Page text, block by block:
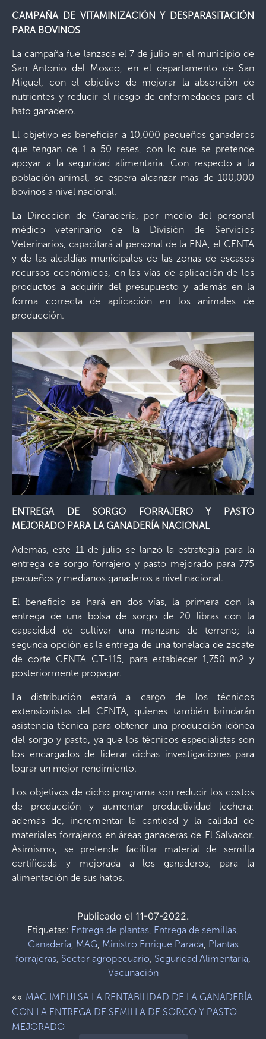
CAMPAÑA DE VITAMINIZACIÓN Y DESPARASITACIÓN
PARA BOVINOS
La campaña fue lanzada el 7 de julio en el municipio de
San Antonio del Mosco, en el departamento de San
Miguel, con el objetivo de mejorar la absorción de
nutrientes y reducir el riesgo de enfermedades para el
hato ganadero.
El objetivo es beneficiar a 10,000 pequeños ganaderos
que tengan de 1 a 50 reses, con lo que se pretende
apoyar a la seguridad alimentaria. Con respecto a la
población animal, se espera alcanzar más de 100,000
bovinos a nivel nacional.
La Dirección de Ganadería, por medio del personal
médico veterinario de la División de Servicios
Veterinarios, capacitará al personal de la ENA, el CENTA
y de las alcaldías municipales de las zonas de escasos
recursos económicos, en las vías de aplicación de los
productos a adquirir del presupuesto y además en la
forma correcta de aplicación en los animales de
producción.
ENTREGA DE SORGO FORRAJERO Y PASTO
MEJORADO PARA LA GANADERÍA NACIONAL
Además, este 11 de julio se lanzó la estrategia para la
entrega de sorgo forrajero y pasto mejorado para 775
pequeños y medianos ganaderos a nivel nacional.
El beneficio se hará en dos vías, la primera con la
entrega de una bolsa de sorgo de 20 libras con la
capacidad de cultivar una manzana de terreno; la
segunda opción es la entrega de una tonelada de zacate
de corte CENTA CT-115, para establecer 1,750 m2 y
posteriormente propagar.
La distribución estará a cargo de los técnicos
extensionistas del CENTA, quienes también brindarán
asistencia técnica para obtener una producción idónea
del sorgo y pasto, ya que los técnicos especialistas son
los encargados de liderar dichas investigaciones para
lograr un mejor rendimiento.
Los objetivos de dicho programa son reducir los costos
de producción y aumentar productividad lechera;
además de, incrementar la cantidad y la calidad de
materiales forrajeros en áreas ganaderas de El Salvador.
Asimismo, se pretende facilitar material de semilla
certificada y mejorada a los ganaderos, para la
alimentación de sus hatos.
Publicado el 11-07-2022.
Etiquetas: Entrega de plantas, Entrega de semillas,
Ganadería, MAG, Ministro Enrique Parada, Plantas
forrajeras, Sector agropecuario, Seguridad Alimentaria,
Vacunación
«« MAG IMPULSA LA RENTABILIDAD DE LA GANADERÍA
CON LA ENTREGA DE SEMILLA DE SORGO Y PASTO
MEJORADO